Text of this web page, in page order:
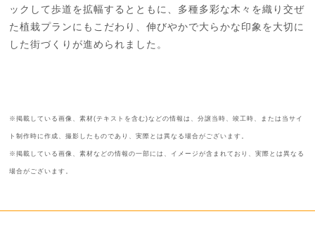
ックして歩道を拡幅するとともに、多種多彩な木々を織り交ぜ
た植栽プランにもこだわり、伸びやかで大らかな印象を大切に
した街づくりが進められました。
※掲載している画像、素材(テキストを含む)などの情報は、分譲当時、竣工時、または当サイ
ト制作時に作成、撮影したものであり、実際とは異なる場合がございます。
※掲載している画像、素材などの情報の一部には、イメージが含まれており、実際とは異なる
場合がございます。